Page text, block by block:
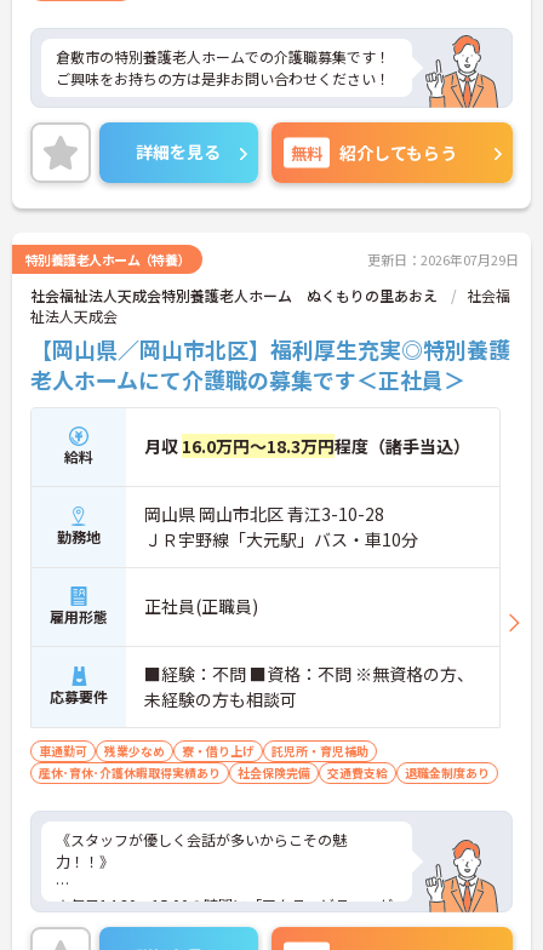
倉敷市の特別養護老人ホームでの介護職募集です！
ご興味をお持ちの方は是非お問い合わせください！
詳細を見る 無料 紹介してもらう
特別養護老人ホーム（特養） 更新日：2026年07月29日
社会福祉法人天成会特別養護老人ホーム ぬくもりの里あおえ
社会福
祉法人天成会
【岡山県／岡山市北区】福利厚生充実◎特別養護
老人ホームにて介護職の募集です＜正社員＞
給料 月収 16.0万円～18.3万円程度（諸手当込）
勤務地
岡山県 岡山市北区 青江3-10-28
ＪＲ宇野線「大元駅」バス・車10分
雇用形態 正社員(正職員)
応募要件
■経験：不問 ■資格：不問 ※無資格の方、
未経験の方も相談可
車通勤可 残業少なめ 寮・借り上げ
託児所・育児補助
産休･育休･介護休暇取得実績あり
社会保険完備 交通費支給 退職金制度あり
《スタッフが優しく会話が多いからこその魅
力！！》
★毎日14:30～15:00の時間に「アクティビティ」が
あり、介護職以外の方で行っています。曜日ごとに